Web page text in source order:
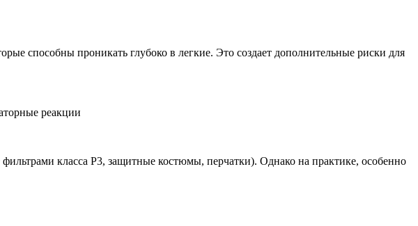
способны проникать глубоко в легкие. Это создает дополнительные риски для
реакции
класса P3, защитные костюмы, перчатки). Однако на практике, особенно